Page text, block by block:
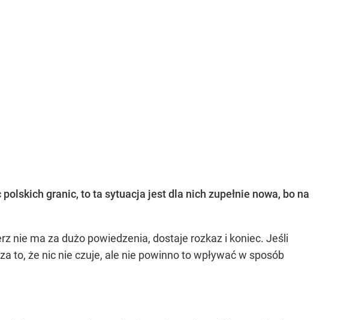
granic, to ta sytuacja jest dla nich zupełnie nowa, bo na
nie ma za dużo powiedzenia, dostaje rozkaz i koniec. Jeśli
to, że nic nie czuje, ale nie powinno to wpływać w sposób